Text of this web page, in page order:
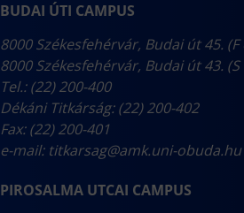
BUDAI ÚTI CAMPUS
8000 Székesfehérvár, Budai út 45.
8000 Székesfehérvár, Budai út 43.
Tel.: (22) 200-400
Dékáni Titkárság: (22) 200-402
Fax: (22) 200-401
e-mail: titkarsag@amk.uni-obuda.hu
PIROSALMA UTCAI CAMPUS